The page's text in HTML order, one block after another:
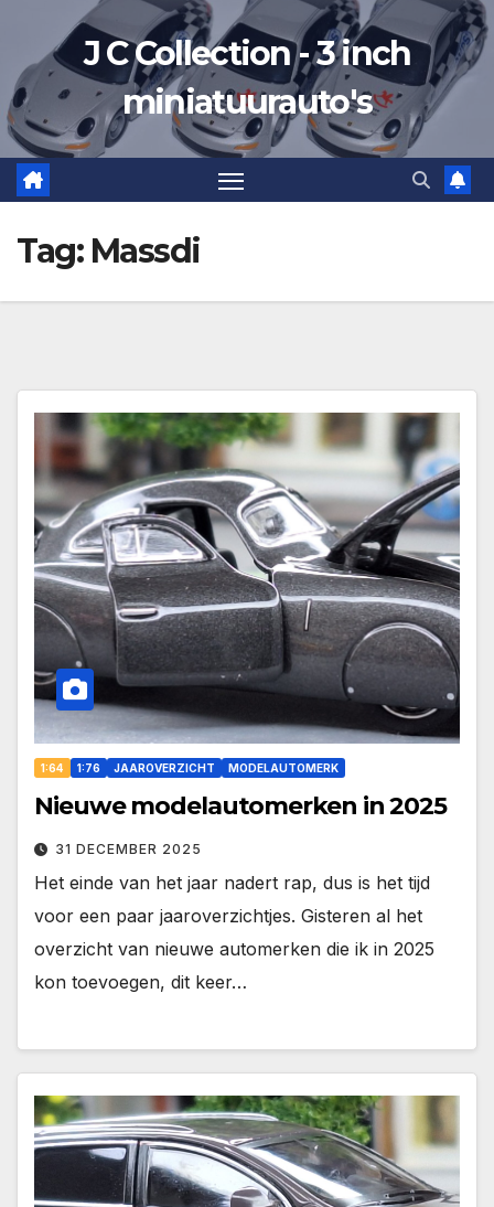
de
inhoud
J C Collection - 3 inch
miniatuurauto's
Tag: Massdi
1:64 1:76 JAAROVERZICHT MODELAUTOMERK
Nieuwe modelautomerken in 2025
31 DECEMBER 2025
Het einde van het jaar nadert rap, dus is het tijd
voor een paar jaaroverzichtjes. Gisteren al het
overzicht van nieuwe automerken die ik in 2025
kon toevoegen, dit keer…